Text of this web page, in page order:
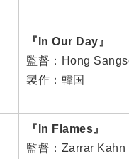
『In Our Day』
監督：Hong
製作：韓国
『In Flames』
監督：Zarrar Kahn